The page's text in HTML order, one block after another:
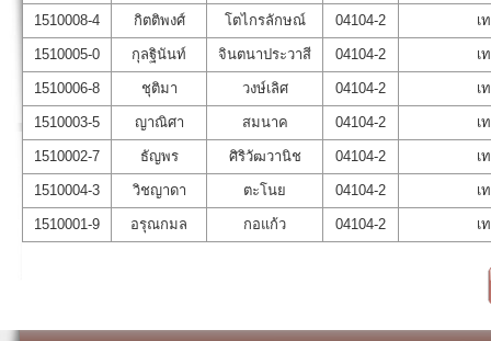
1510008-4 กิตติพงศ์ โตไกรลักษณ์ 04104-2 เ
1510005-0 กุลฐินันท์ จินตนาประวาสี 04104-2 เ
1510006-8 ชุติมา วงษ์เลิศ 04104-2 เ
1510003-5 ญาณิศา สมนาค 04104-2 เ
1510002-7 ธัญพร ศิริวัฒวานิช 04104-2 เ
1510004-3 วิชญาดา ตะโนย 04104-2 เ
1510001-9 อรุณกมล กอแก้ว 04104-2 เ